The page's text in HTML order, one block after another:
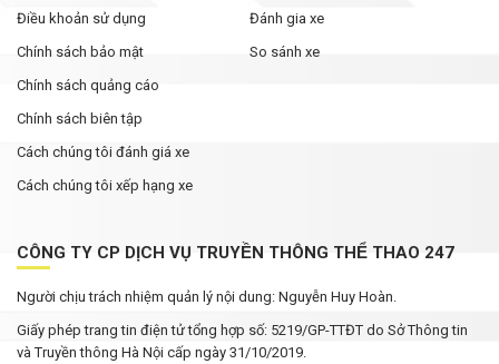
Điều khoản sử dụng
Chính sách bảo mật
Chính sách quảng cáo
Chính sách biên tập
Cách chúng tôi đánh giá xe
Cách chúng tôi xếp hạng xe
Đánh gia xe
So sánh xe
CÔNG TY CP DỊCH VỤ TRUYỀN THÔNG THỂ THAO 247
Người chịu trách nhiệm quản lý nội dung: Nguyễn Huy Hoàn.
Giấy phép trang tin điện tử tổng hợp số: 5219/GP-TTĐT do Sở Thông tin
và Truyền thông Hà Nội cấp ngày 31/10/2019.